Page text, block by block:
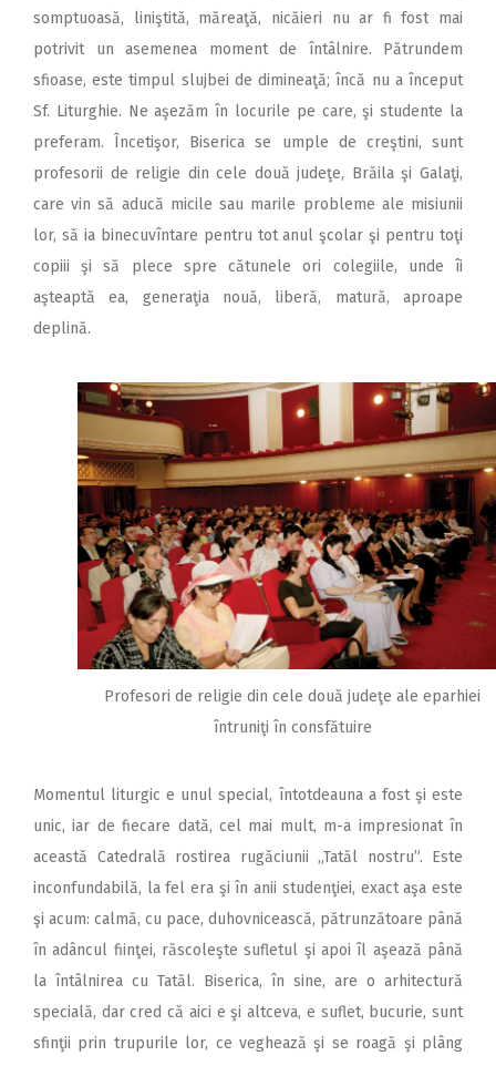
somptuoasă, liniştită, măreaţă, nicăieri nu ar fi fost mai
potrivit un asemenea moment de întâlnire. Pătrundem
sfioase, este timpul slujbei de dimineaţă; încă nu a început
Sf. Liturghie. Ne aşezăm în locurile pe care, şi studente la
preferam. Încetişor, Biserica se umple de creştini, sunt
profesorii de religie din cele două judeţe, Brăila şi Galaţi,
care vin să aducă micile sau marile probleme ale misiunii
lor, să ia binecuvîntare pentru tot anul şcolar şi pentru toţi
copiii şi să plece spre cătunele ori colegiile, unde îi
aşteaptă ea, generaţia nouă, liberă, matură, aproape
deplină.
Profesori de religie din cele două judeţe ale eparhiei
întruniţi în consfătuire
Momentul liturgic e unul special, întotdeauna a fost şi este
unic, iar de fiecare dată, cel mai mult, m-a impresionat în
această Catedrală rostirea rugăciunii „Tatăl nostru”. Este
inconfundabilă, la fel era şi în anii studenţiei, exact aşa este
şi acum: calmă, cu pace, duhovnicească, pătrunzătoare până
în adâncul fiinţei, răscoleşte sufletul şi apoi îl aşează până
la întâlnirea cu Tatăl. Biserica, în sine, are o arhitectură
specială, dar cred că aici e şi altceva, e suflet, bucurie, sunt
sfinţii prin trupurile lor, ce veghează şi se roagă şi plâng